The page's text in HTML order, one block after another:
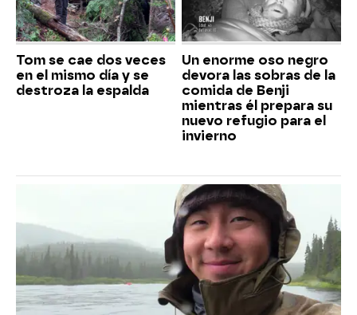
Tom se cae dos veces
en el mismo día y se
destroza la espalda
Un enorme oso negro
devora las sobras de la
comida de Benji
mientras él prepara su
nuevo refugio para el
invierno